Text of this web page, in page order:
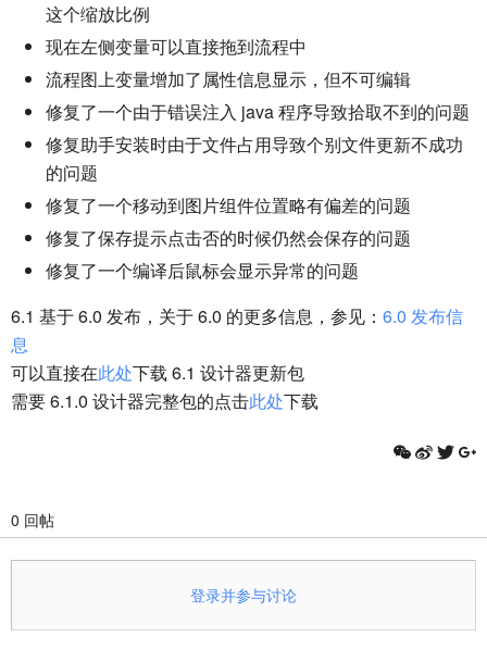
这个缩放比例
现在左侧变量可以直接拖到流程中
流程图上变量增加了属性信息显示，但不可编辑
修复了一个由于错误注入 java 程序导致拾取不到的问题
修复助手安装时由于文件占用导致个别文件更新不成功
的问题
修复了一个移动到图片组件位置略有偏差的问题
修复了保存提示点击否的时候仍然会保存的问题
修复了一个编译后鼠标会显示异常的问题
6.1 基于 6.0 发布，关于 6.0 的更多信息，参见： 6.0 发布信
息
可以直接在此处下载 6.1 设计器更新包
需要 6.1.0 设计器完整包的点击此处下载
0 回帖
登录并参与讨论